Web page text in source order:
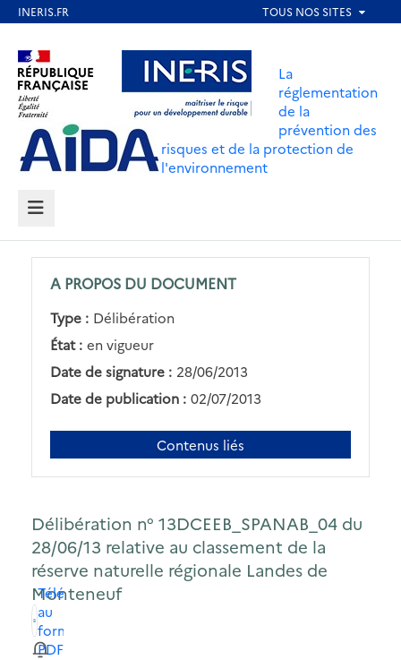
contenu
principal
Aller au contenu Aller au menu
Aller au pied de page
La
réglementation
de la
prévention des
risques et de la protection de
l'environnement
MENU
A PROPOS DU DOCUMENT
Type : Délibération
État : en vigueur
Date de signature : 28/06/2013
Date de publication : 02/07/2013
Contenus liés
Délibération n° 13DCEEB_SPANAB_04 du
28/06/13 relative au classement de la
réserve naturelle régionale Landes de
Monteneuf
Télécharger
au
format
PDF